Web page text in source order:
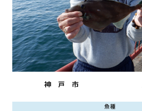
神 戸 市
魚種